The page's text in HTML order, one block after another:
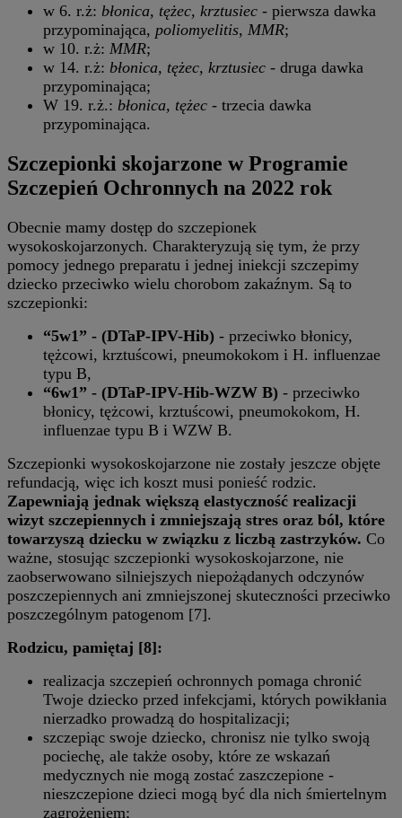
w 6. r.ż: błonica, tężec, krztusiec - pierwsza dawka
przypominająca, poliomyelitis, MMR;
w 10. r.ż: MMR;
w 14. r.ż: błonica, tężec, krztusiec - druga dawka
przypominająca;
W 19. r.ż.: błonica, tężec - trzecia dawka
przypominająca.
Szczepionki skojarzone w Programie
Szczepień Ochronnych na 2022 rok
Obecnie mamy dostęp do szczepionek
wysokoskojarzonych. Charakteryzują się tym, że przy
pomocy jednego preparatu i jednej iniekcji szczepimy
dziecko przeciwko wielu chorobom zakaźnym. Są to
szczepionki:
“5w1” - (DTaP-IPV-Hib) - przeciwko błonicy,
tężcowi, krztuścowi, pneumokokom i H. influenzae
typu B,
“6w1” - (DTaP-IPV-Hib-WZW B) - przeciwko
błonicy, tężcowi, krztuścowi, pneumokokom, H.
influenzae typu B i WZW B.
Szczepionki wysokoskojarzone nie zostały jeszcze objęte
refundacją, więc ich koszt musi ponieść rodzic.
Zapewniają jednak większą elastyczność realizacji
wizyt szczepiennych i zmniejszają stres oraz ból, które
towarzyszą dziecku w związku z liczbą zastrzyków. Co
ważne, stosując szczepionki wysokoskojarzone, nie
zaobserwowano silniejszych niepożądanych odczynów
poszczepiennych ani zmniejszonej skuteczności przeciwko
poszczególnym patogenom [7].
Rodzicu, pamiętaj [8]:
realizacja szczepień ochronnych pomaga chronić
Twoje dziecko przed infekcjami, których powikłania
nierzadko prowadzą do hospitalizacji;
szczepiąc swoje dziecko, chronisz nie tylko swoją
pociechę, ale także osoby, które ze wskazań
medycznych nie mogą zostać zaszczepione -
nieszczepione dzieci mogą być dla nich śmiertelnym
zagrożeniem;